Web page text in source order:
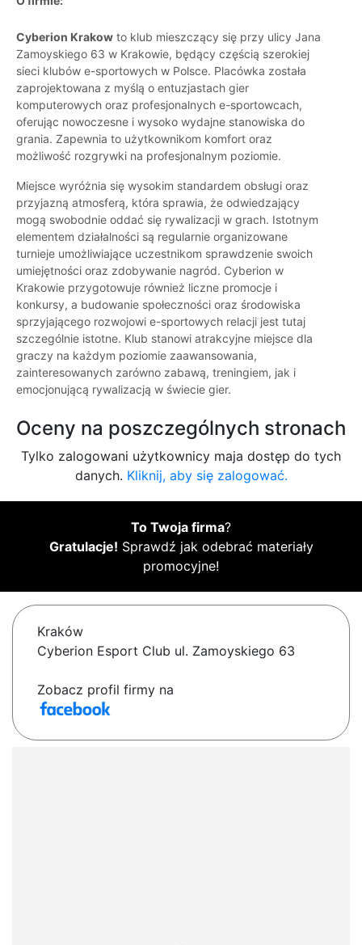
Cyberion Krakow to klub mieszczący się przy ulicy Jana
Zamoyskiego 63 w Krakowie, będący częścią szerokiej
sieci klubów e-sportowych w Polsce. Placówka została
zaprojektowana z myślą o entuzjastach gier
komputerowych oraz profesjonalnych e-sportowcach,
oferując nowoczesne i wysoko wydajne stanowiska do
grania. Zapewnia to użytkownikom komfort oraz
możliwość rozgrywki na profesjonalnym poziomie.
Miejsce wyróżnia się wysokim standardem obsługi oraz
przyjazną atmosferą, która sprawia, że odwiedzający
mogą swobodnie oddać się rywalizacji w grach. Istotnym
elementem działalności są regularnie organizowane
turnieje umożliwiające uczestnikom sprawdzenie swoich
umiejętności oraz zdobywanie nagród. Cyberion w
Krakowie przygotowuje również liczne promocje i
konkursy, a budowanie społeczności oraz środowiska
sprzyjającego rozwojowi e-sportowych relacji jest tutaj
szczególnie istotne. Klub stanowi atrakcyjne miejsce dla
graczy na każdym poziomie zaawansowania,
zainteresowanych zarówno zabawą, treningiem, jak i
emocjonującą rywalizacją w świecie gier.
Oceny na poszczególnych stronach
Tylko zalogowani użytkownicy maja dostęp do tych
danych. Kliknij, aby się zalogować.
To Twoja firma?
Gratulacje! Sprawdź jak odebrać materiały
promocyjne!
Kraków
Cyberion Esport Club ul. Zamoyskiego 63
Zobacz profil firmy na